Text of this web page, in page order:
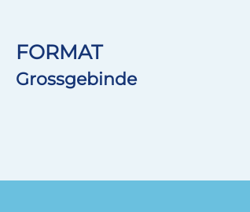
FORMAT
Grossgebinde